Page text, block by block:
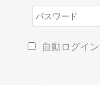
自動ログイ